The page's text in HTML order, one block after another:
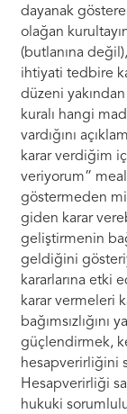
dayanak
olağan
(butlanına
ihtiyati tedbire
düzeni
kuralı hangi
vardığını
karar verdiğim
veriyorum”
göstermeden
giden karar
geliştirmenin
geldiğini
kararlarına etki
karar vermeleri
güçlendirmek,
hesapverirliğini
Hesapverirliği
hukuki